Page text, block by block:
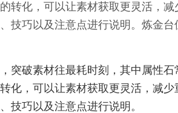
转化，可以让素材获取更灵活，
技巧以及注意点进行说明。炼金
突破素材往最耗时刻，其中属性
化，可以让素材获取更灵活，减
技巧以及注意点进行说明。